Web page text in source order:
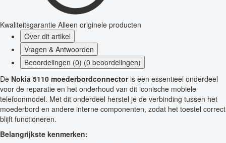
Kwaliteitsgarantie Alleen originele producten
Over dit artikel
Vragen & Antwoorden
Beoordelingen (0) (0 beoordelingen)
De Nokia 5110 moederbordconnectoris een essentieel onderdeel
voor de reparatie en het onderhoud van dit iconische mobiele
telefoonmodel. Met dit onderdeel herstel je de verbinding tussen het
moederbord en andere interne componenten, zodat het toestel correct
blijft functioneren.
Belangrijkste kenmerken: